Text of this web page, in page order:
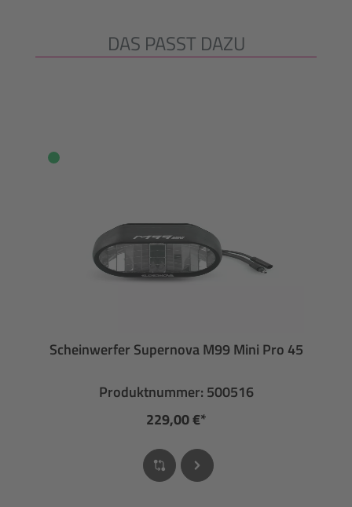
Produktgalerie überspringen
DAS PASST DAZU
Scheinwerfer Supernova M99 Mini Pro 45
Produktnummer: 500516
229,00 €*